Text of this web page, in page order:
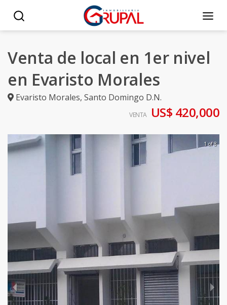
Venta de local en 1er nivel
en Evaristo Morales
Evaristo Morales, Santo Domingo D.N.
VENTA US$ 420,000
1 of 8